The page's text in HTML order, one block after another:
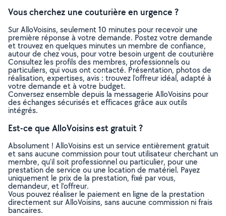
Vous cherchez une couturière en urgence ?
Sur AlloVoisins, seulement 10 minutes pour recevoir une
première réponse à votre demande. Postez votre demande
et trouvez en quelques minutes un membre de confiance,
autour de chez vous, pour votre besoin urgent de couturière
Consultez les profils des membres, professionnels ou
particuliers, qui vous ont contacté. Présentation, photos de
réalisation, expertises, avis : trouvez l'offreur idéal, adapté à
votre demande et à votre budget.
Conversez ensemble depuis la messagerie AlloVoisins pour
des échanges sécurisés et efficaces grâce aux outils
intégrés.
Est-ce que AlloVoisins est gratuit ?
Absolument ! AlloVoisins est un service entièrement gratuit
et sans aucune commission pour tout utilisateur cherchant un
membre, qu’il soit professionnel ou particulier, pour une
prestation de service ou une location de matériel. Payez
uniquement le prix de la prestation, fixé par vous,
demandeur, et l’offreur.
Vous pouvez réaliser le paiement en ligne de la prestation
directement sur AlloVoisins, sans aucune commission ni frais
bancaires.